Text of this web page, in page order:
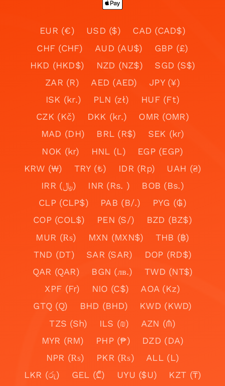
EUR (€) USD ($)
CAD (CAD$)
CHF (CHF)
AUD (AU$)
GBP (£)
HKD (HKD$)
NZD (NZ$)
SGD (S$)
ZAR (R)
AED (AED)
JPY (¥)
ISK (kr.)
PLN (zł)
HUF (Ft)
CZK (Kč)
DKK (kr.)
OMR (OMR)
MAD (DH)
BRL (R$)
SEK (kr)
NOK (kr)
HNL (L)
EGP (EGP)
KRW (₩)
TRY (₺) IDR (Rp)
UAH (₴)
IRR (﷼)
INR (Rs. )
BOB (Bs.)
CLP (CLP$)
PAB (B/.)
PYG (₲)
COP (COL$)
PEN (S/)
BZD (BZ$)
MUR (₨)
MXN (MXN$)
THB (฿)
TND (DT)
SAR (SAR)
DOP (RD$)
QAR (QAR)
BGN (лв.)
TWD (NT$)
XPF (Fr)
NIO (C$)
AOA (Kz)
GTQ (Q)
BHD (BHD)
KWD (KWD)
TZS (Sh)
ILS (₪)
AZN (₼)
MYR (RM)
PHP (₱)
DZD (DA)
NPR (₨)
PKR (₨)
ALL (L)
LKR (රු)
GEL (₾) UYU ($U)
KZT (₸)